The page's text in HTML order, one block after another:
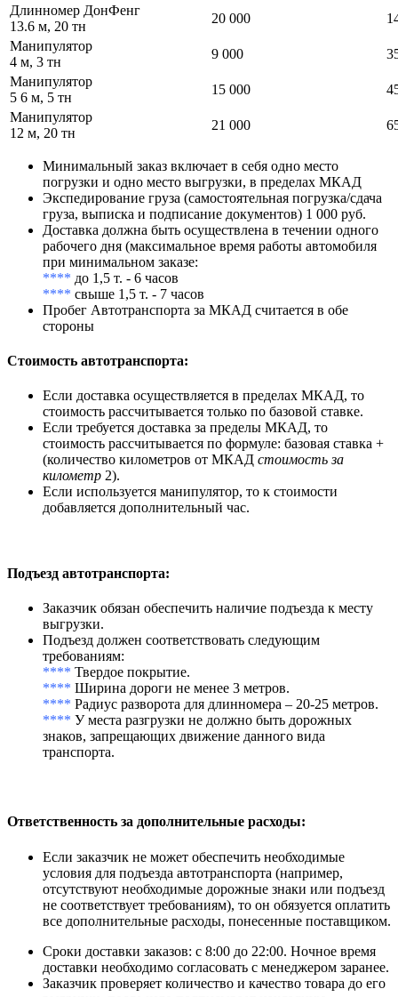
Длинномер ДонФенг
13.6 м, 20 тн
20 000
Манипулятор
4 м, 3 тн
9 000
Манипулятор
5 6 м, 5 тн
15 000
Манипулятор
12 м, 20 тн
21 000
Минимальный заказ включает в себя одно место
погрузки и одно место выгрузки, в пределах МКАД
Экспедирование груза (самостоятельная погрузка/сдача
груза, выписка и подписание документов) 1 000 руб.
Доставка должна быть осуществлена в течении одного
рабочего дня (максимальное время работы автомобиля
при минимальном заказе:
**** до 1,5 т. - 6 часов
**** свыше 1,5 т. - 7 часов
Пробег Автотранспорта за МКАД считается в обе
стороны
Стоимость автотранспорта:
Если доставка осуществляется в пределах МКАД, то
стоимость рассчитывается только по базовой ставке.
Если требуется доставка за пределы МКАД, то
стоимость рассчитывается по формуле: базовая ставка +
(количество километров от МКАД стоимость за
километр 2).
Если используется манипулятор, то к стоимости
добавляется дополнительный час.
Подъезд автотранспорта:
Заказчик обязан обеспечить наличие подъезда к месту
выгрузки.
Подъезд должен соответствовать следующим
требованиям:
**** Твердое покрытие.
**** Ширина дороги не менее 3 метров.
**** Радиус разворота для длинномера – 20-25 метров.
**** У места разгрузки не должно быть дорожных
знаков, запрещающих движение данного вида
транспорта.
Ответственность за дополнительные расходы:
Если заказчик не может обеспечить необходимые
условия для подъезда автотранспорта (например,
отсутствуют необходимые дорожные знаки или подъезд
не соответствует требованиям), то он обязуется оплатить
все дополнительные расходы, понесенные поставщиком.
Сроки доставки заказов: с 8:00 до 22:00. Ночное время
доставки необходимо согласовать с менеджером заранее.
Заказчик проверяет количество и качество товара до его